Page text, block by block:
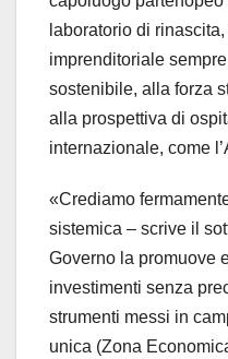
laboratorio di
imprenditoriale
sostenibile, alla forza
alla prospettiva di
internazionale, come
«Crediamo
sistemica – scrive il
Governo la promuove
investimenti senza
strumenti messi in
unica (Zona